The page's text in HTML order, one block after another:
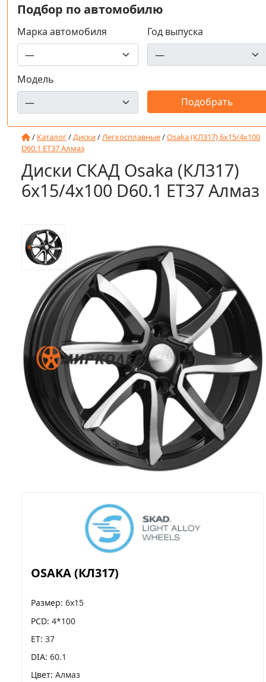
Подбор по автомобилю
Марка автомобиля Год выпуска
Модель
/ Каталог/Диски/Легкосплавные/Osaka (КЛ317) 6x15/4x100
D60.1 ET37 Алмаз
Диски СКАД Osaka (КЛ317)
6x15/4x100 D60.1 ET37 Алмаз
OSAKA (КЛ317)
Размер 6x15
PCD 4*100
ET 37
DIA 60.1
Цвет Алмаз